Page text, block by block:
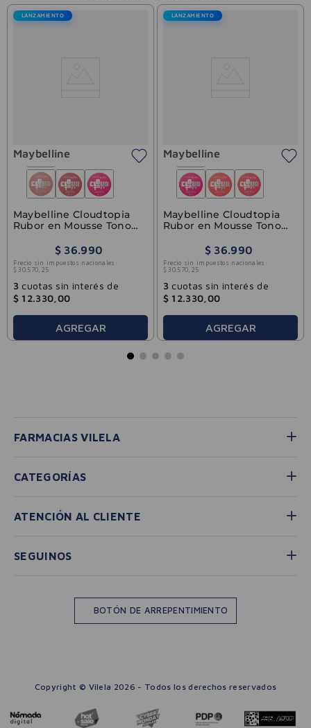
LANZAMIENTO
Maybelline
Maybelline Cloudtopia
Rubor en Mousse Tono
$ 36.990
Precio sin impuestos nacionales:
$ 30.570, 25
3cuotas sin interés de
$ 12.330 00
AGREGAR
LANZAMIENTO
Maybelline
Maybelline Cloudtopia
Rubor en Mousse Tono
$ 36.990
Precio sin impuestos nacionales:
$ 30.570, 25
3cuotas sin interés de
$ 12.330 00
AGREGAR
FARMACIAS VILELA
CATEGORÍAS
ATENCIÓN AL CLIENTE
SEGUINOS
BOTÓN DE ARREPENTIMIENTO
Copyright © Vilela 2026 - Todos los derechos reservados